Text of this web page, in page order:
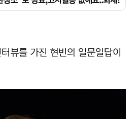
뷰를 가진 현빈의 일문일답이